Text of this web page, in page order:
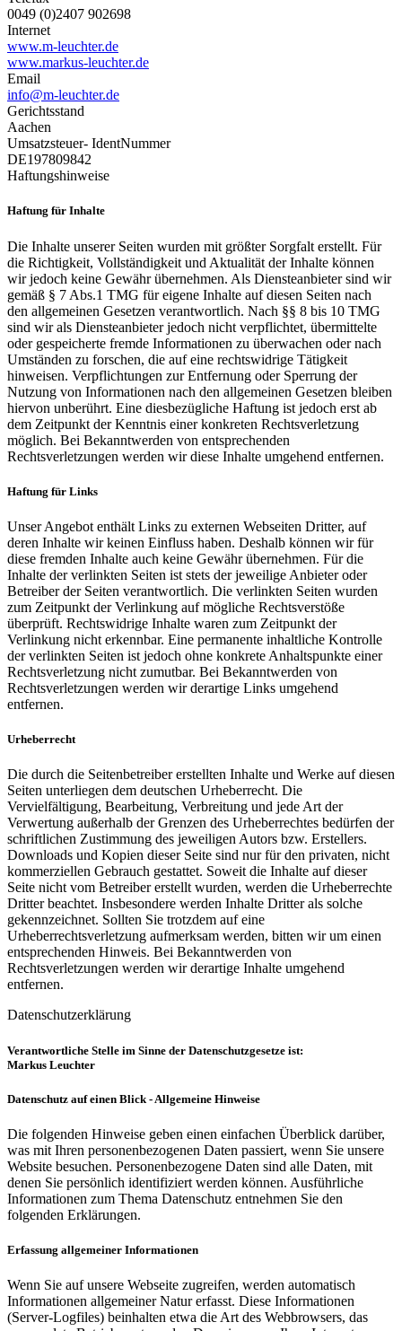
0049 (0)2407 902698
Internet
www.m-leuchter.de
www.markus-leuchter.de
Email
info@m-leuchter.de
Gerichtsstand
Aachen
Umsatzsteuer- IdentNummer
DE197809842
Haftungs­hinweise
Haftung für Inhalte
Die Inhalte unserer Seiten wurden mit größter Sorgfalt erstellt. Für
die Richtigkeit, Vollständigkeit und Aktualität der Inhalte können
wir jedoch keine Gewähr übernehmen. Als Diensteanbieter sind wir
gemäß § 7 Abs.1 TMG für eigene Inhalte auf diesen Seiten nach
den allgemeinen Gesetzen verantwortlich. Nach §§ 8 bis 10 TMG
sind wir als Diensteanbieter jedoch nicht verpflichtet, übermittelte
oder gespeicherte fremde Informationen zu überwachen oder nach
Umständen zu forschen, die auf eine rechtswidrige Tätigkeit
hinweisen. Verpflichtungen zur Entfernung oder Sperrung der
Nutzung von Informationen nach den allgemeinen Gesetzen bleiben
hiervon unberührt. Eine diesbezügliche Haftung ist jedoch erst ab
dem Zeitpunkt der Kenntnis einer konkreten Rechtsverletzung
möglich. Bei Bekanntwerden von entsprechenden
Rechtsverletzungen werden wir diese Inhalte umgehend entfernen.
Haftung für Links
Unser Angebot enthält Links zu externen Webseiten Dritter, auf
deren Inhalte wir keinen Einfluss haben. Deshalb können wir für
diese fremden Inhalte auch keine Gewähr übernehmen. Für die
Inhalte der verlinkten Seiten ist stets der jeweilige Anbieter oder
Betreiber der Seiten verantwortlich. Die verlinkten Seiten wurden
zum Zeitpunkt der Verlinkung auf mögliche Rechtsverstöße
überprüft. Rechtswidrige Inhalte waren zum Zeitpunkt der
Verlinkung nicht erkennbar. Eine permanente inhaltliche Kontrolle
der verlinkten Seiten ist jedoch ohne konkrete Anhaltspunkte einer
Rechtsverletzung nicht zumutbar. Bei Bekanntwerden von
Rechtsverletzungen werden wir derartige Links umgehend
entfernen.
Urheberrecht
Die durch die Seitenbetreiber erstellten Inhalte und Werke auf diesen
Seiten unterliegen dem deutschen Urheberrecht. Die
Vervielfältigung, Bearbeitung, Verbreitung und jede Art der
Verwertung außerhalb der Grenzen des Urheberrechtes bedürfen der
schriftlichen Zustimmung des jeweiligen Autors bzw. Erstellers.
Downloads und Kopien dieser Seite sind nur für den privaten, nicht
kommerziellen Gebrauch gestattet. Soweit die Inhalte auf dieser
Seite nicht vom Betreiber erstellt wurden, werden die Urheberrechte
Dritter beachtet. Insbesondere werden Inhalte Dritter als solche
gekennzeichnet. Sollten Sie trotzdem auf eine
Urheberrechtsverletzung aufmerksam werden, bitten wir um einen
entsprechenden Hinweis. Bei Bekanntwerden von
Rechtsverletzungen werden wir derartige Inhalte umgehend
entfernen.
Datenschutzerklärung
Verantwortliche Stelle im Sinne der Datenschutzgesetze ist:
Markus Leuchter
Datenschutz auf einen Blick - Allgemeine Hinweise
Die folgenden Hinweise geben einen einfachen Überblick darüber,
was mit Ihren personenbezogenen Daten passiert, wenn Sie unsere
Website besuchen. Personenbezogene Daten sind alle Daten, mit
denen Sie persönlich identifiziert werden können. Ausführliche
Informationen zum Thema Datenschutz entnehmen Sie den
folgenden Erklärungen.
Erfassung allgemeiner Informationen
Wenn Sie auf unsere Webseite zugreifen, werden automatisch
Informationen allgemeiner Natur erfasst. Diese Informationen
(Server-Logfiles) beinhalten etwa die Art des Webbrowsers, das